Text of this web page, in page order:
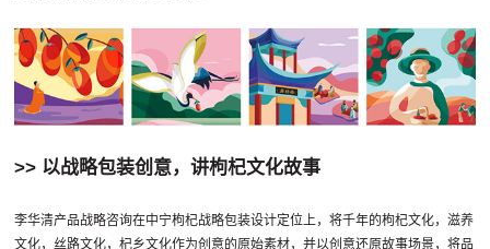
>> 以战略包装创意，讲枸杞文化故事
李华清产品战略咨询在中宁枸杞战略包装设计定位上，将千年的枸杞文化，滋养
文化，丝路文化，杞乡文化作为创意的原始素材，并以创意还原故事场景，将品